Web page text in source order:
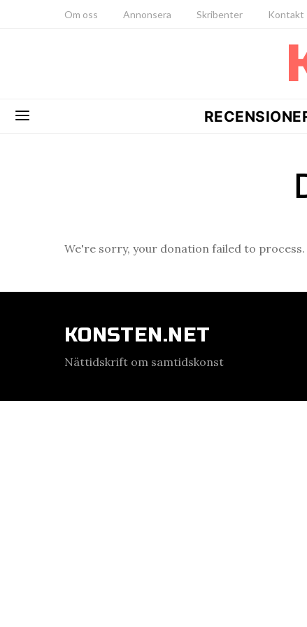
Om oss Annonsera Skribenter Kontakt
We're sorry, your donation failed to
KONSTEN.NET
Nättidskrift om samtidskonst